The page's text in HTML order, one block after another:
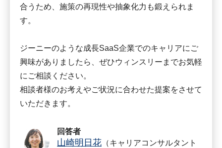
合うため、施策の再現性や抽象化力も鍛えられま
す。
ジーニーのような成長SaaS企業でのキャリアにご
興味がありましたら、ぜひウィンスリーまでお気軽
にご相談ください。
相談者様のお考えやご状況に合わせた提案をさせて
いただきます。
回答者
山崎明日花 （キャリアコンサルタント